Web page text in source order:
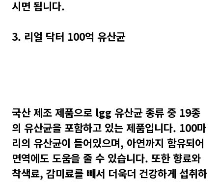
시면 됩니다.
3. 리얼 닥터 100억 유산균
국산 제조 제품으로 lgg 유산균 종류 중 19종
의 유산균을 포함하고 있는 제품입니다. 100마
리의 유산균이 들어있으며, 아연까지 함유되어
면역에도 도움을 줄 수 있습니다. 또한 향료와
착색료, 감미료를 빼서 더욱더 건강하게 섭취하